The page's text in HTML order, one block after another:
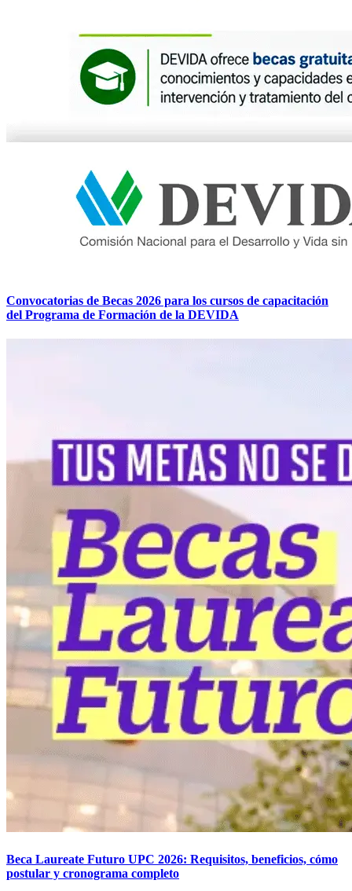
Convocatorias de Becas 2026 para los cursos de capacitación
del Programa de Formación de la DEVIDA
Beca Laureate Futuro UPC 2026: Requisitos, beneficios, cómo
postular y cronograma completo